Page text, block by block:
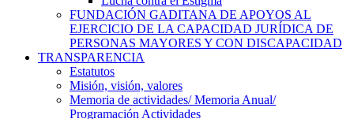
FUNDACIÓN GADITANA DE APOYOS AL
EJERCICIO DE LA CAPACIDAD JURÍDICA DE
PERSONAS MAYORES Y CON DISCAPACIDAD
TRANSPARENCIA
Estatutos
Misión, visión, valores
Memoria de actividades/ Memoria Anual/
Programación Actividades